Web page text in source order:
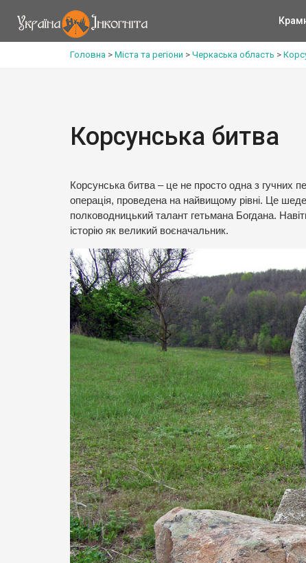
Головна > Міста та регіони > Черкаська область >
Корсунська битва
Корсунська битва – це не просто одна з гучних
операція, проведена на найвищому рівні. Це
полководницький талант гетьмана Богдана.
історію як великий воєначальник.